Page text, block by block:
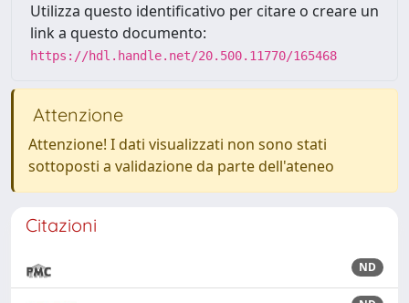
Utilizza questo identificativo per citare o creare un
link a questo documento:
https://hdl.handle.net/20.500.11770/165468
Attenzione
Attenzione! I dati visualizzati non sono stati
sottoposti a validazione da parte dell'ateneo
Citazioni
ND